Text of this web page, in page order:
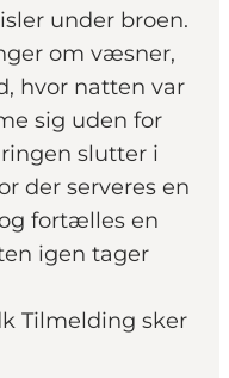
under broen.
om væsner,
hvor natten var
sig uden for
slutter i
der serveres en
fortælles en
igen tager
Tilmelding sker